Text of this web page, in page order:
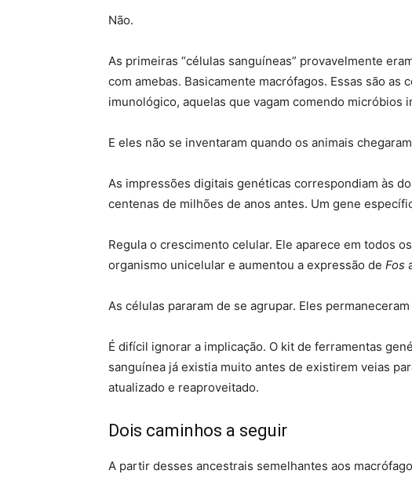
Não.
As primeiras “células sanguíneas” provavelmente
com amebas. Basicamente macrófagos. Essas são as
imunológico, aquelas que vagam comendo micróbios
E eles não se inventaram quando os animais
As impressões digitais genéticas correspondiam às
centenas de milhões de anos antes. Um gene
Regula o crescimento celular. Ele aparece em todos
organismo unicelular e aumentou a expressão de Fos
As células pararam de se agrupar. Eles
É difícil ignorar a implicação. O kit de ferramentas
sanguínea já existia muito antes de existirem veias
atualizado e reaproveitado.
Dois caminhos a seguir
A partir desses ancestrais semelhantes aos